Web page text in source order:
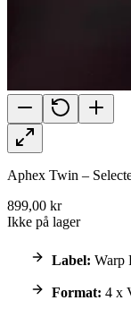
Aphex Twin –
899,00 kr
Ikke på lager
Label: Warp
Format: 4 x